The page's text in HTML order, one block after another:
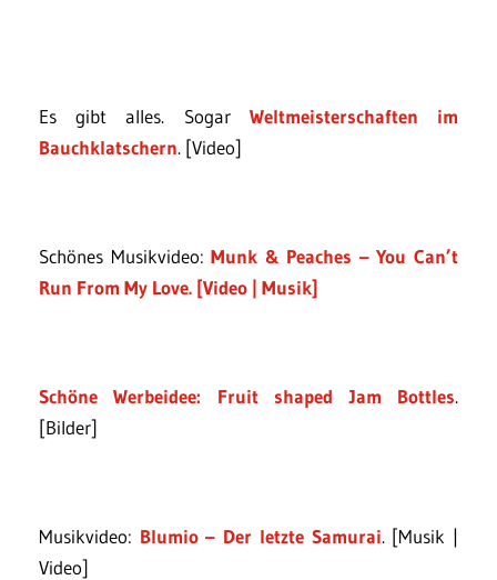
Es gibt alles. Sogar Weltmeisterschaften im
Bauchklatschern. [Video]
Schönes Musikvideo:Munk & Peaches – You Can’t
Run From My Love. [Video | Musik]
Schöne Werbeidee: Fruit shaped Jam Bottles.
[Bilder]
Musikvideo: Blumio – Der letzte Samurai. [Musik |
Video]